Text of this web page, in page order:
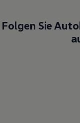
Folgen Sie